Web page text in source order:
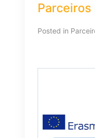
Posted in